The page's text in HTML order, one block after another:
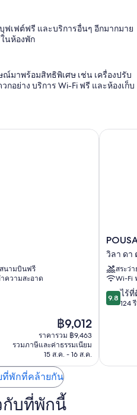
เฟต์ฟรี และบริการอื่นๆ อีกมากมาย
นห้องพัก
มาพร้อมสิทธิพิเศษ เช่น เครื่องปรับ
อย่าง บริการ Wi-Fi ฟรี และห้องเก็บ
นามบินฟรี
ความสะอาด
ราคา
ปัจจุบัน
คือ
฿9,012
฿9,012
ราคารวม ฿9,463
รวมภาษีและค่าธรรมเนียม
15 ส.ค. - 16 ส.ค.
AMAR
วิลา
ดา
ตริ
นตา
วิลา ดา
สระว่
Wi-Fi
9.8
จาก
รีวิว
9.8 ไร้ที่
124
ที่พักที่คล้ายกัน
กับที่พักนี้